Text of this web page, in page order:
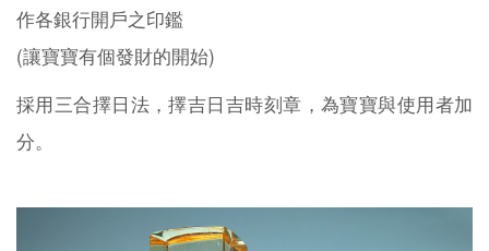
作各銀行開戶之印鑑
(讓寶寶有個發財的開始)
採用三合擇日法，擇吉日吉時刻章，為寶寶與使用者加
分。